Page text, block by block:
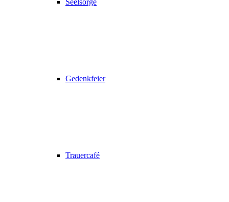
Seelsorge
Gedenkfeier
Trauercafé